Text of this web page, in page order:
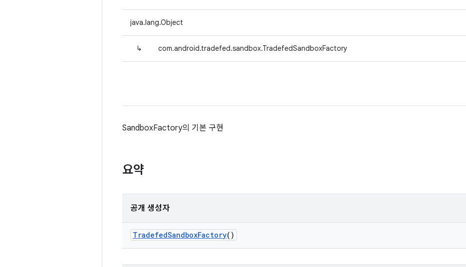
java.lang.Object
↳ com.android.tradefed.sandbox.TradefedSandboxFactory
SandboxFactory의 기본 구현
요약
공개 생성자
TradefedSandboxFactory()